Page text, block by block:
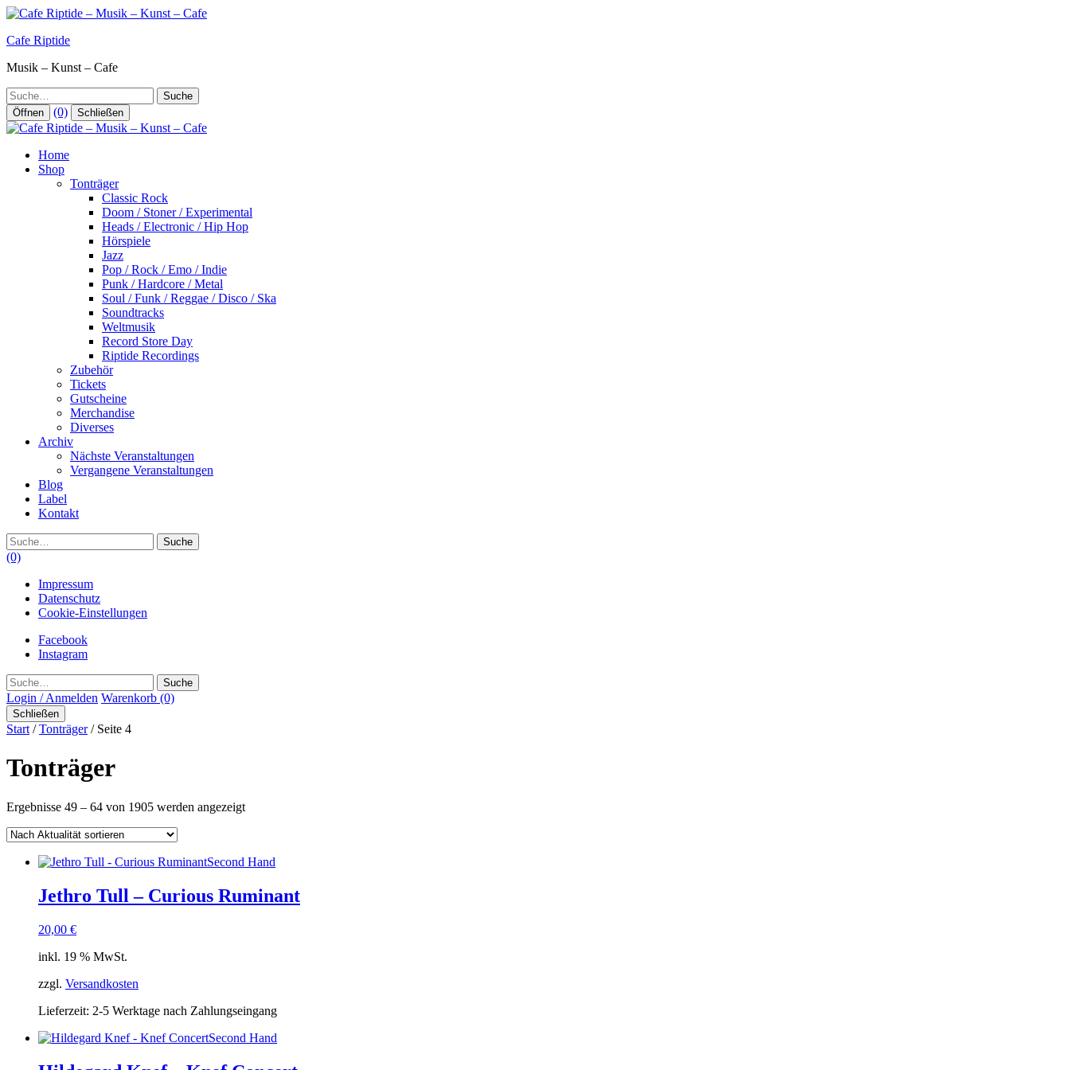
Zum
springen
Cafe Riptide
Musik – Kunst – Cafe
Suche
Öffnen (0) Schließen
Home
Shop
Tonträger
Classic Rock
Doom / Stoner / Experimental
Heads / Electronic / Hip Hop
Hörspiele
Jazz
Pop / Rock / Emo / Indie
Punk / Hardcore / Metal
Soul / Funk / Reggae / Disco / Ska
Soundtracks
Weltmusik
Record Store Day
Riptide Recordings
Zubehör
Tickets
Gutscheine
Merchandise
Diverses
Archiv
Nächste Veranstaltungen
Vergangene Veranstaltungen
Blog
Label
Kontakt
Suche
(0)
Impressum
Datenschutz
Cookie-Einstellungen
Facebook
Instagram
Suche
Login / Anmelden Warenkorb (0)
Schließen
Start /Tonträger/ Seite 4
Tonträger
Ergebnisse 49 – 64 von 1905 werden angezeigtNach
Second Hand
Jethro Tull – Curious Ruminant
20,00 €
inkl. 19 % MwSt.
zzgl. Versandkosten
Lieferzeit: 2-5 Werktage nach Zahlungseingang
Second Hand